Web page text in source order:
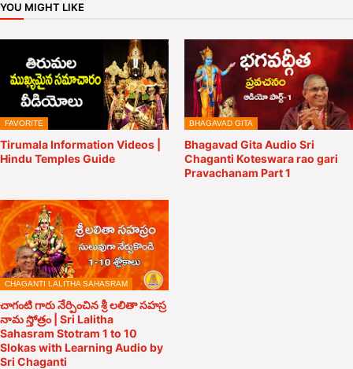
YOU MIGHT LIKE
FAVORITE
Tirumala Information Videos |
Hindu Temples Guide
BHAGAVAD GITA
Bhagavad Gita Audio Sri
Chaganti Koteswara rao gari
Pravachanam Part 1
CHAGANTI LALITHA SAHASRAM
చాగంటి గారు నేర్పించిన శ్రీ లలితా సహస్ర
నామ స్తోత్రం | Sri Lalitha
Sahasram Stotram 1 to 10
Slokas with Learning Audio by
Sri Chaganti